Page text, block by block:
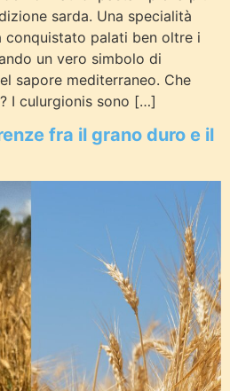
sarda. Una specialità
conquistato palati ben oltre i
un vero simbolo di
sapore mediterraneo. Che
I culurgionis sono […]
fra il grano duro e il